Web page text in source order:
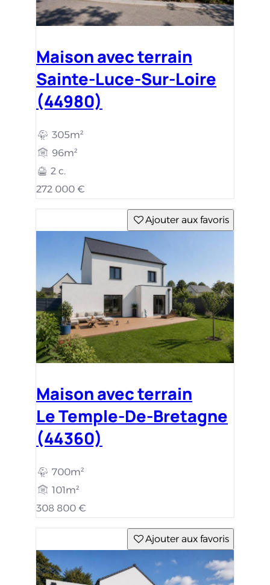
Maison avec terrain
Sainte-Luce-Sur-Loire
(44980)
305m²
96m²
2 c.
272 000 €
Ajouter aux favoris
Maison avec terrain
Le Temple-De-Bretagne
(44360)
700m²
101m²
308 800 €
Ajouter aux favoris